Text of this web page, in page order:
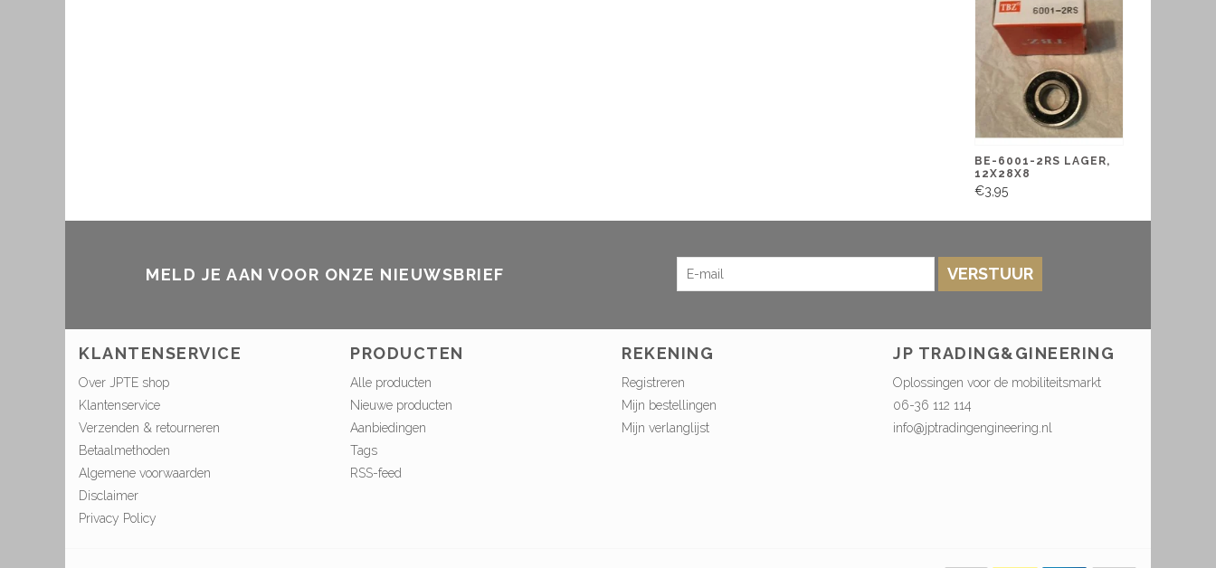
BE-6001-2RS LAGER,
12X28X8
€3,95
MELD JE AAN VOOR ONZE NIEUWSBRIEF VERSTUUR
KLANTENSERVICE
Over JPTE shop
Klantenservice
Verzenden & retourneren
Betaalmethoden
Algemene voorwaarden
Disclaimer
Privacy Policy
PRODUCTEN
Alle producten
Nieuwe producten
Aanbiedingen
Tags
RSS-feed
REKENING
Registreren
Mijn bestellingen
Mijn verlanglijst
JP TRADING&GINEERING
Oplossingen voor de mobiliteitsmarkt
06-36 112 114
info@jptradingengineering.nl